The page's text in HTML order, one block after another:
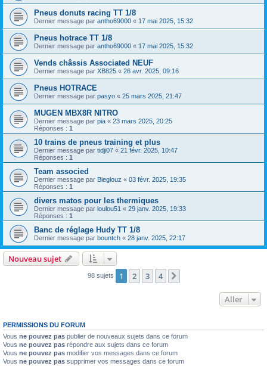
Pneus donuts racing TT 1/8
Dernier message par antho69000 « 17 mai 2025, 15:32
Pneus hotrace TT 1/8
Dernier message par antho69000 « 17 mai 2025, 15:32
Vends châssis Associated NEUF
Dernier message par XB825 « 26 avr. 2025, 09:16
Pneus HOTRACE
Dernier message par pasyo « 25 mars 2025, 21:47
MUGEN MBX8R NITRO
Dernier message par pia « 23 mars 2025, 20:25
Réponses : 1
10 trains de pneus training et plus
Dernier message par tidji07 « 21 févr. 2025, 10:47
Réponses : 1
Team associed
Dernier message par Bieglouz « 03 févr. 2025, 19:35
Réponses : 1
divers matos pour les thermiques
Dernier message par loulou51 « 29 janv. 2025, 19:33
Réponses : 1
Banc de réglage Hudy TT 1/8
Dernier message par bountch « 28 janv. 2025, 22:17
Nouveau sujet
98 sujets 1 2 3 4
Aller
PERMISSIONS DU FORUM
Vous ne pouvez pas publier de nouveaux sujets dans ce forum
Vous ne pouvez pas répondre aux sujets dans ce forum
Vous ne pouvez pas modifier vos messages dans ce forum
Vous ne pouvez pas supprimer vos messages dans ce forum